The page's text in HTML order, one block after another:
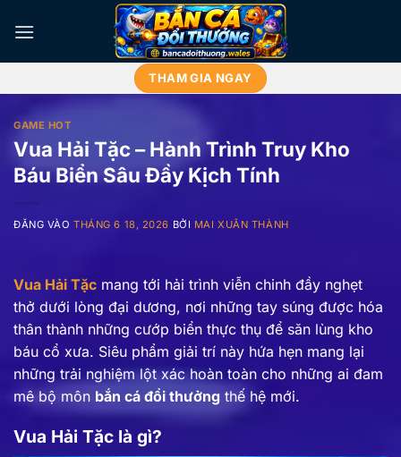
qua
THAM GIA NGAY
GAME HOT
Vua Hải Tặc – Hành Trình Truy Kho
Báu Biển Sâu Đầy Kịch Tính
ĐĂNG VÀOTHÁNG 6 18, 2026 BỞI MAI XUÂN THÀNH
Vua Hải Tặc mang tới hải trình viễn chinh đầy nghẹt
thở dưới lòng đại dương, nơi những tay súng được hóa
thân thành những cướp biển thực thụ để săn lùng kho
báu cổ xưa. Siêu phẩm giải trí này hứa hẹn mang lại
những trải nghiệm lột xác hoàn toàn cho những ai đam
mê bộ môn bắn cá đổi thưởng thế hệ mới.
Vua Hải Tặc là gì?